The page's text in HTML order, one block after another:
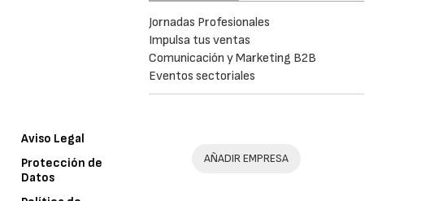
Jornadas Profesionales
Impulsa tus ventas
Comunicación y Marketing B2B
Eventos sectoriales
Aviso Legal
Protección de
Datos
AÑADIR EMPRESA